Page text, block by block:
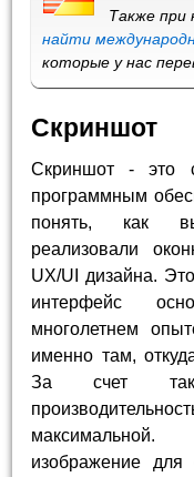
Также при
найти
которые у нас
Скриншот
Скриншот - это
программным
понять, как
реализовали
UX/UI дизайна.
интерфейс
многолетнем
именно там,
За счет
изображение для